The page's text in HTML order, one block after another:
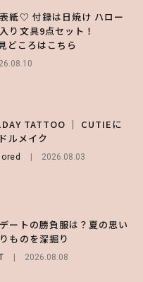
紙♡ 付録は日焼け ハロー
り文具9点セット！
ころはこちら
TATTOO ｜ CUTIEに
ルメイク
2026.08.03
ートの勝負服は？夏の思い
ものを深掘り
2026.08.08
TATTOO ｜ CUTIEに
ルメイク
イクはプレイフルに！ドキ
ぽ“うるみ目”のつくり方
ない色気がたまらない♡ 洗
ル肌見せコーデ2選
2026.08.02
がスシローと初コラボ♡
ニュー＆限定グッズを総
大人の肌見せ」トップス3
の大胆ヘアカット♡ 新し
夏のレディコーデ」4選